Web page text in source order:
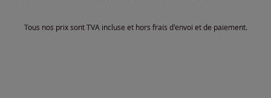
Tous nos prix sont TVA incluse et hors frais d'envoi et de paiement.